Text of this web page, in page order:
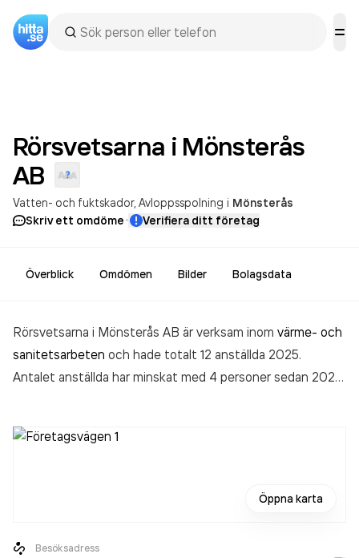
Rörsvetsarna i Mönsterås
AB
Vatten- och fuktskador Avloppsspolning i Mönsterås
Skriv ett omdöme· Verifiera ditt företag
Överblick Omdömen Bilder Bolagsdata
Rörsvetsarna i Mönsterås AB är verksam inom värme- och
sanitetsarbeten och hade totalt 12 anställda 2025.
Antalet anställda har minskat med 4 personer sedan 2024
Mönsterås ABomsatte 35 206 000,00 kr
Öppna karta
Besöksadress